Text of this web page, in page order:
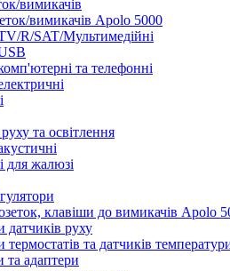
вимикачів
вимикачів Apolo 5000
R/SAT/Мультимедійні
та телефонні
та освітлення
для жалюзі
клавіши до вимикачів Apolo
датчиків руху
термостатів та датчиків
та адаптери